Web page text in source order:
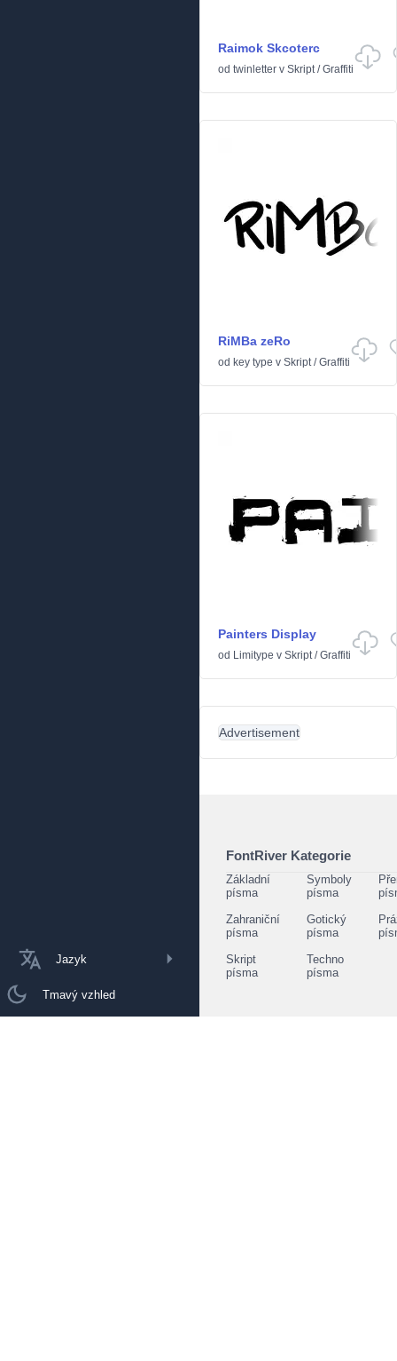
Jazyk
Tmavý vzhled
Raimok Skcoterc
od twinletter v Skript/Graffiti
RiMBa zeRo
od key type v Skript/Graffiti
Painters Display
od Limitype v Skript/Graffiti
Advertisement
FontRiver Kategorie
Základní
písma
Symboly
písma
Zahraniční
písma
Gotický
písma
Skript
písma
Techno
písma